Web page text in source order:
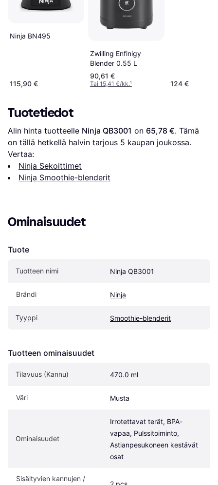
Ninja BN495
115,90 €
Zwilling Enfinigy
Blender 0.55 L
90,61 €
Tai 15,41 €/kk.¹ 124 €
Tuotetiedot
Alin hinta tuotteelle Ninja QB3001 on 65,78 €. Tämä
on tällä hetkellä halvin tarjous 5 kaupan joukossa.
Vertaa:
Ninja Sekoittimet
Ninja Smoothie-blenderit
Ominaisuudet
Tuote
Tuotteen nimi Ninja QB3001
Brändi Ninja
Tyyppi Smoothie-blenderit
Tuotteen ominaisuudet
Tilavuus (Kannu) 470.0 ml
Väri Musta
Ominaisuudet
Irrotettavat terät, BPA-
vapaa, Pulssitoiminto,
Astianpesukoneen kestävät
osat
Sisältyvien kannujen /